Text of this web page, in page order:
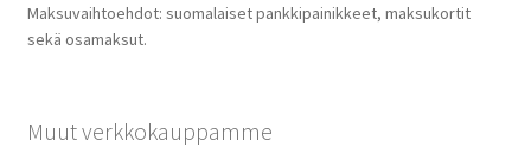
Maksuvaihtoehdot: suomalaiset pankkipainikkeet, maksukortit
sekä osamaksut.
Muut verkkokauppamme